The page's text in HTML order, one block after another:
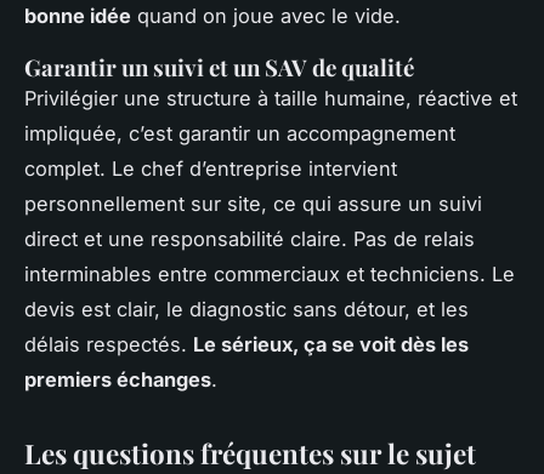
bonne idée quand on joue avec le vide.
Garantir un suivi et un SAV de qualité
Privilégier une structure à taille humaine, réactive et
impliquée, c’est garantir un accompagnement
complet. Le chef d’entreprise intervient
personnellement sur site, ce qui assure un suivi
direct et une responsabilité claire. Pas de relais
interminables entre commerciaux et techniciens. Le
devis est clair, le diagnostic sans détour, et les
délais respectés. Le sérieux, ça se voit dès les
premiers échanges.
Les questions fréquentes sur le sujet